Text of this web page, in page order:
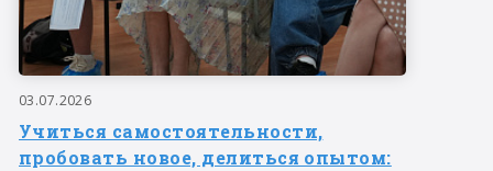
03.07.2026
Учиться самостоятельности,
пробовать новое, делиться опытом: